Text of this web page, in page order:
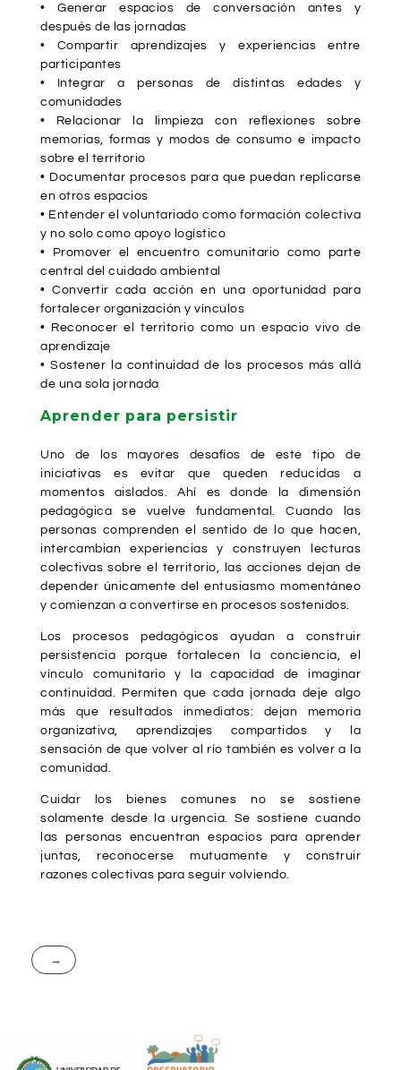
• Generar espacios de conversación antes y
después de las jornadas
• Compartir aprendizajes y experiencias entre
participantes
• Integrar a personas de distintas edades y
comunidades
• Relacionar la limpieza con reflexiones sobre
memorias, formas y modos de consumo e impacto
sobre el territorio
• Documentar procesos para que puedan replicarse
en otros espacios
• Entender el voluntariado como formación colectiva
y no solo como apoyo logístico
• Promover el encuentro comunitario como parte
central del cuidado ambiental
• Convertir cada acción en una oportunidad para
fortalecer organización y vínculos
• Reconocer el territorio como un espacio vivo de
aprendizaje
• Sostener la continuidad de los procesos más allá
de una sola jornada
Aprender para persistir
Uno de los mayores desafíos de este tipo de
iniciativas es evitar que queden reducidas a
momentos aislados. Ahí es donde la dimensión
pedagógica se vuelve fundamental. Cuando las
personas comprenden el sentido de lo que hacen,
intercambian experiencias y construyen lecturas
colectivas sobre el territorio, las acciones dejan de
depender únicamente del entusiasmo momentáneo
y comienzan a convertirse en procesos sostenidos.
Los procesos pedagógicos ayudan a construir
persistencia porque fortalecen la conciencia, el
vínculo comunitario y la capacidad de imaginar
continuidad. Permiten que cada jornada deje algo
más que resultados inmediatos: dejan memoria
organizativa, aprendizajes compartidos y la
sensación de que volver al río también es volver a la
comunidad.
Cuidar los bienes comunes no se sostiene
solamente desde la urgencia. Se sostiene cuando
las personas encuentran espacios para aprender
juntas, reconocerse mutuamente y construir
razones colectivas para seguir volviendo.